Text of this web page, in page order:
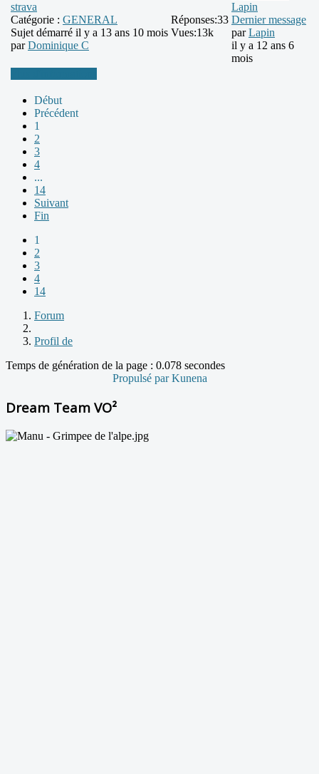
strava
Catégorie : GENERAL
Sujet démarré il y a 13 ans 10 mois
parDominique C
Réponses:33
Vues:13k
Dernier message
parLapin
il y a 12 ans 6
mois
Début
Précédent
1
2
3
4
...
14
Suivant
Fin
1
2
3
4
14
Forum
Profil de
Temps de génération de la page : 0.078 secondes
Propulsé parKunena
Dream Team VO²